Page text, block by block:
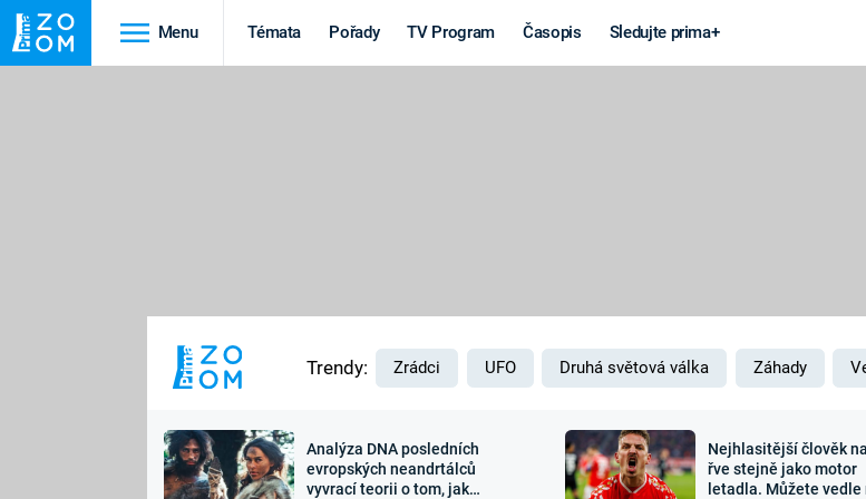
Menu Témata Pořady TV Program Časopis Sledujte prima+
MARS
Výročí
Záhady a
Trendy: Zrádci UFO Druhá světová válka Záhady
Analýza DNA posledních
evropských neandrtálců
vyvrací teorii o tom, jak
Nejhlasitější člověk
řve stejně jako motor
letadla. Můžete vedle